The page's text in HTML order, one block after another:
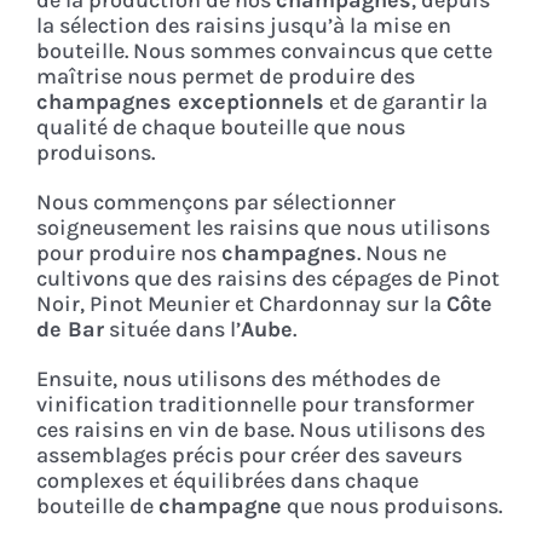
la sélection des raisins jusqu’à la mise en
bouteille. Nous sommes convaincus que cette
maîtrise nous permet de produire des
champagnes exceptionnels et de garantir la
qualité de chaque bouteille que nous
produisons.
Nous commençons par sélectionner
soigneusement les raisins que nous utilisons
pour produire noschampagnes. Nous ne
cultivons que des raisins des cépages de Pinot
Noir, Pinot Meunier et Chardonnay sur la Côte
de Barsituée dans l’Aube.
Ensuite, nous utilisons des méthodes de
vinification traditionnelle pour transformer
ces raisins en vin de base. Nous utilisons des
assemblages précis pour créer des saveurs
complexes et équilibrées dans chaque
bouteille dechampagne que nous produisons.